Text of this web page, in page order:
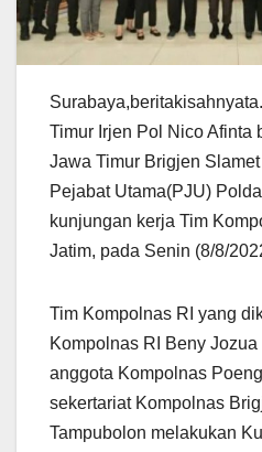
Timur Irjen Pol Nico Afinta
Jawa Timur Brigjen
Pejabat Utama(PJU)
kunjungan kerja Tim
Jatim, pada Senin (8/8/
Tim Kompolnas RI yang
Kompolnas RI Beny
anggota Kompolnas
sekertariat Kompolnas
Tampubolon melakukan